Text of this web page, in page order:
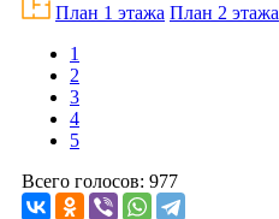
План 1 этажа План 2 этажа
1
2
3
4
5
Всего голосов: 977